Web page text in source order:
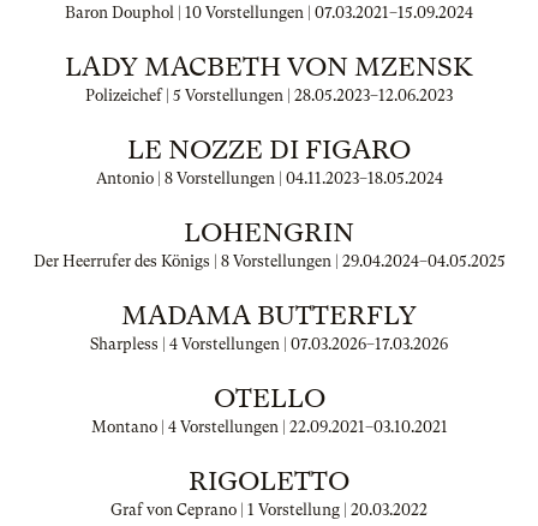
Baron Douphol | 10 Vorstellungen | 07.03.2021–15.09.2024
LADY MACBETH VON MZENSK
Polizeichef | 5 Vorstellungen | 28.05.2023–12.06.2023
LE NOZZE DI FIGARO
Antonio | 8 Vorstellungen | 04.11.2023–18.05.2024
LOHENGRIN
Der Heerrufer des Königs | 8 Vorstellungen | 29.04.2024–04.05.2025
MADAMA BUTTERFLY
Sharpless | 4 Vorstellungen | 07.03.2026–17.03.2026
OTELLO
Montano | 4 Vorstellungen | 22.09.2021–03.10.2021
RIGOLETTO
Graf von Ceprano | 1 Vorstellung | 20.03.2022